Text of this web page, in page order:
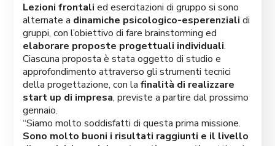
Lezioni frontali ed esercitazioni di gruppo si sono
alternate a dinamiche psicologico-esperenziali di
gruppi, con l’obiettivo di fare brainstorming ed
elaborare proposte progettuali individuali.
Ciascuna proposta è stata oggetto di studio e
approfondimento attraverso gli strumenti tecnici
della progettazione, con lafinalità di realizzare
start up di impresa, previste a partire dal prossimo
gennaio.
“Siamo molto soddisfatti di questa prima missione.
Sono molto buoni i risultati raggiunti e il livello